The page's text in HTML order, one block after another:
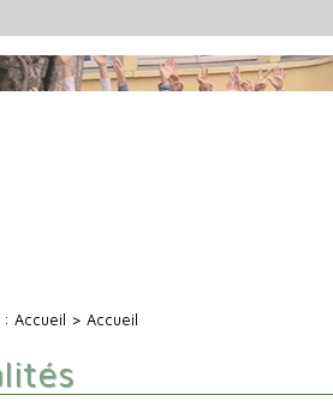
:Accueil > Accueil